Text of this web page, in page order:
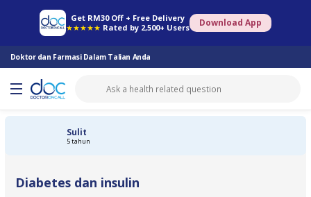
Get RM30 Off + Free Delivery
★★★★★ Rated by 2,500+ Users Download App
Doktor dan Farmasi Dalam Talian Anda
Farmasi Online Konsult Doktor Saringan Kesihatan Konsult Pakar
Sulit
5 tahun
Diabetes dan insulin